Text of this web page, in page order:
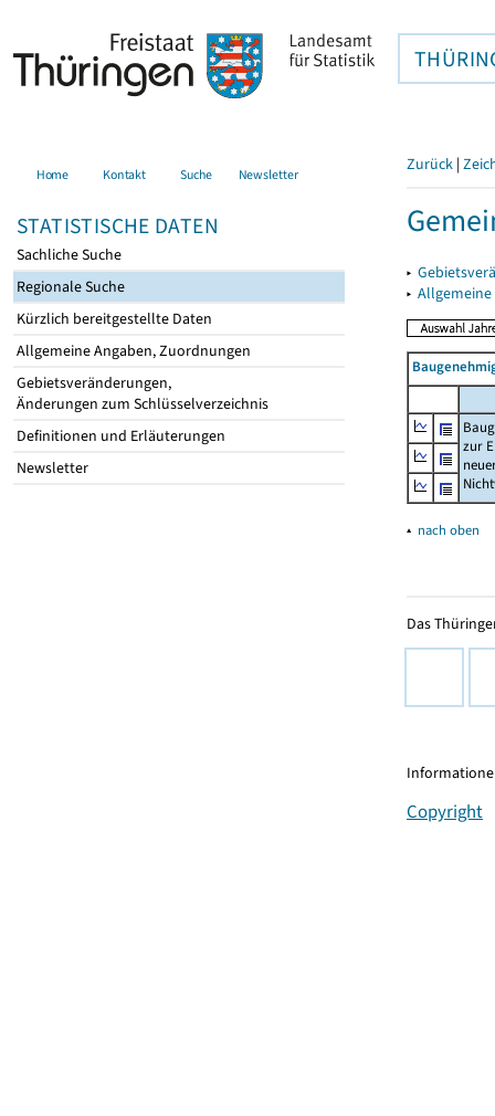
Home Kontakt Suche Newsletter
STATISTISCHE DATEN
Sachliche Suche
Regionale Suche
Kürzlich bereitgestellte Daten
Allgemeine Angaben, Zuordnungen
Gebietsveränderungen,
Änderungen zum Schlüsselverzeichnis
Definitionen und Erläuterungen
Newsletter
Zurück |
▸
▸
zur
▴ nach oben
Das
Copyright